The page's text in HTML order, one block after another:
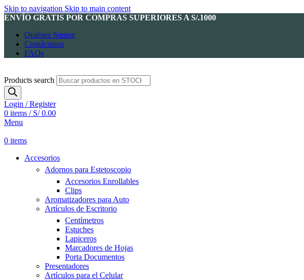
Skip to navigation Skip to main content
ENVÍO GRATIS POR COMPRAS SUPERIORES A S/.1000
Quiénes Somos
Contáctanos
FAQs
Products search
Login / Register
0 items / S/0.00
Menu
0 items
Accesorios
Adornos para Estetoscopio
Accesorios Enrollables
Clips
Aromatizadores para Auto
Artículos de Escritorio
Centímetros
Estuches
Lapiceros
Marcadores de Hojas
Porta Documentos
Presentadores
Artículos para el Celular